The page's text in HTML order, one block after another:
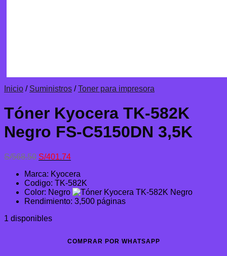
Inicio / Suministros / Toner para impresora
Tóner Kyocera TK-582K
Negro FS-C5150DN 3,5K
S/568.50 El
original
era:
S/568.50.
S/401.74El
actual
es:
S/401.74.
Marca: Kyocera
Codigo: TK-582K
Color: Negro
Rendimiento: 3,500 páginas
1 disponibles
COMPRAR POR WHATSAPP